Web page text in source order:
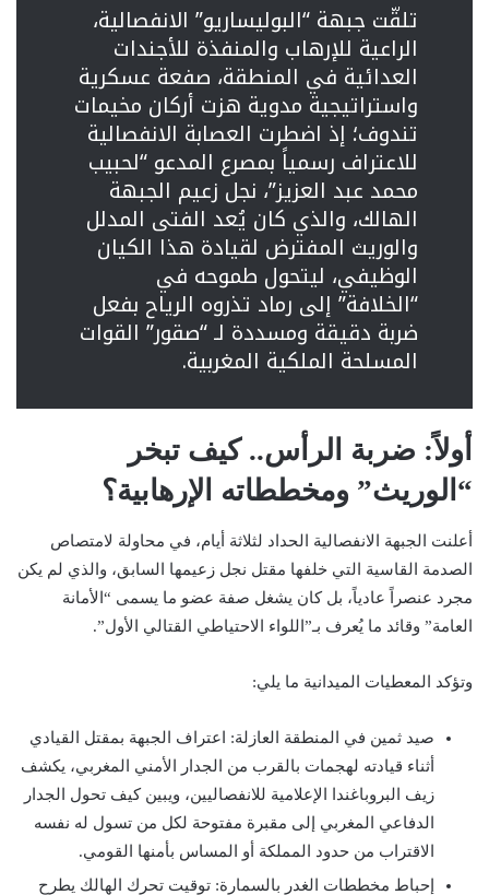
تلقّت جبهة “البوليساريو” الانفصالية،
الراعية للإرهاب والمنفذة للأجندات
العدائية في المنطقة، صفعة عسكرية
واستراتيجية مدوية هزت أركان مخيمات
تندوف؛ إذ اضطرت العصابة الانفصالية
للاعتراف رسمياً بمصرع المدعو “لحبيب
محمد عبد العزيز”، نجل زعيم الجبهة
الهالك، والذي كان يُعد الفتى المدلل
والوريث المفترض لقيادة هذا الكيان
الوظيفي، ليتحول طموحه في
“الخلافة” إلى رماد تذروه الرياح بفعل
ضربة دقيقة ومسددة لـ “صقور” القوات
المسلحة الملكية المغربية.
أولاً: ضربة الرأس.. كيف تبخر
“الوريث” ومخططاته الإرهابية؟
أعلنت الجبهة الانفصالية الحداد لثلاثة أيام، في محاولة لامتصاص
الصدمة القاسية التي خلفها مقتل نجل زعيمها السابق، والذي لم يكن
مجرد عنصراً عادياً، بل كان يشغل صفة عضو ما يسمى “الأمانة
العامة” وقائد ما يُعرف بـ”اللواء الاحتياطي القتالي الأول”.
وتؤكد المعطيات الميدانية ما يلي:
صيد ثمين في المنطقة العازلة: اعتراف الجبهة بمقتل القيادي
أثناء قيادته لهجمات بالقرب من الجدار الأمني المغربي، يكشف
زيف البروباغندا الإعلامية للانفصاليين، ويبين كيف تحول الجدار
الدفاعي المغربي إلى مقبرة مفتوحة لكل من تسول له نفسه
الاقتراب من حدود المملكة أو المساس بأمنها القومي.
إحباط مخططات الغدر بالسمارة: توقيت تحرك الهالك يطرح